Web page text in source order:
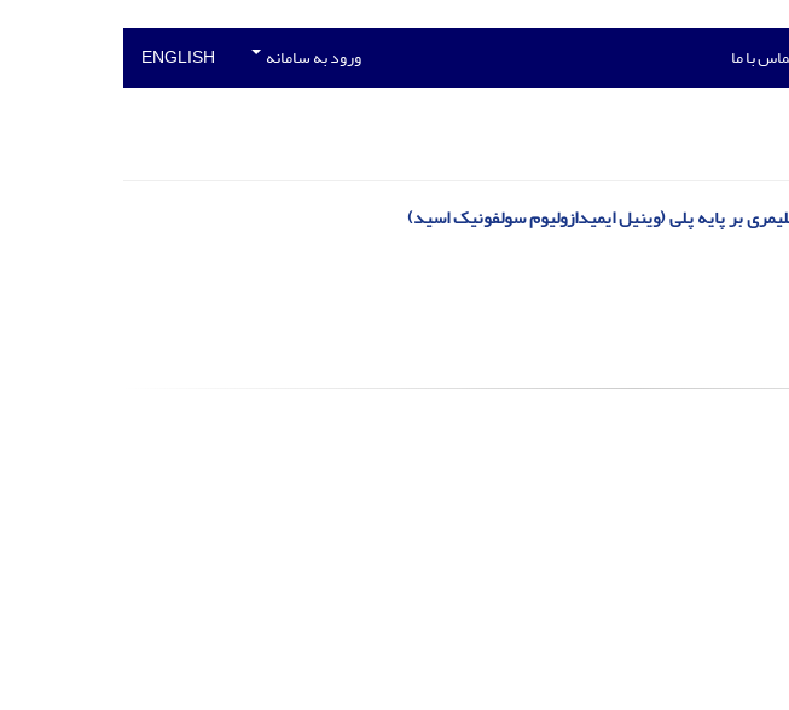
با ما ورود به سامانه ENGLISH
بر پایه پلی (وینیل ایمیدازولیوم سولفونیک اسید)